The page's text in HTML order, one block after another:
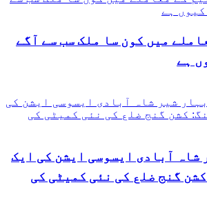
میں کون سا ملک سب سے آگے
ہے
شاہ آبادی ایسوسی ایشن کی ایک
گنج ضلع کی نئی کمیٹی کی